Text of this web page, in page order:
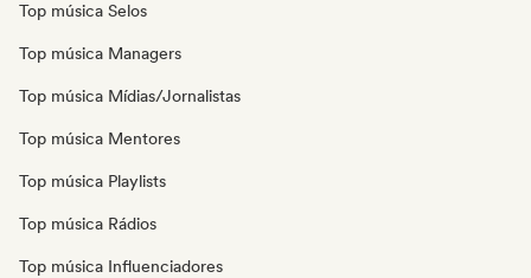
Top música Selos
Top música Managers
Top música Mídias/Jornalistas
Top música Mentores
Top música Playlists
Top música Rádios
Top música Influenciadores